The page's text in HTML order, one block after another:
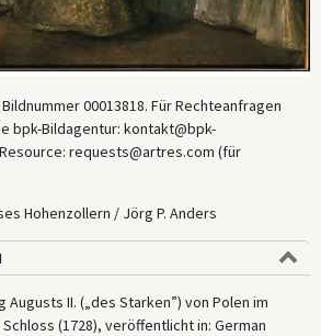
00013818. Für Rechteanfragen
bpk-Bildagentur: kontakt@bpk-
requests@artres.com (für
Hohenzollern / Jörg P. Anders
Augusts II. („des Starken”) von Polen im
(1728), veröffentlicht in: German